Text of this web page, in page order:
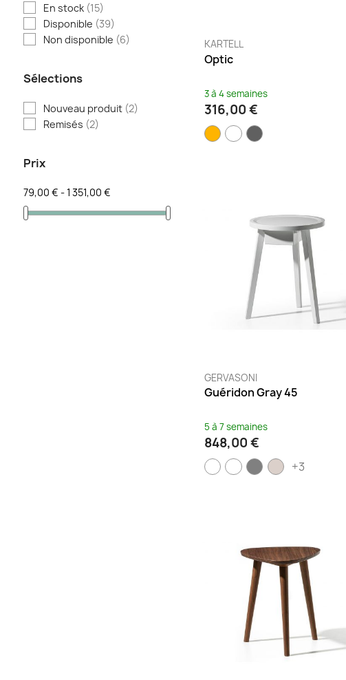
Cristal (5)
Cuivre(1)
Gris(8)
Gris foncé(3)
Naturel(4)
Noir(15)
En stock (15)
Disponible (39)
Non disponible (6)
Sélections
Nouveau produit (2)
Remisés (2)
Prix
79,00 € - 1 351,00 €
KARTELL
Optic
3 à 4 semaines
316,00 €
GERVASONI
Guéridon Gray 45
5 à 7 semaines
848,00 €
+3